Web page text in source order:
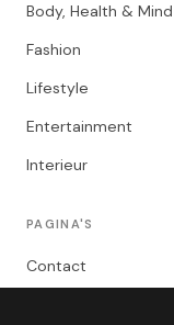
Body, Health & Mind
Fashion
Lifestyle
Entertainment
Interieur
PAGINA'S
Contact